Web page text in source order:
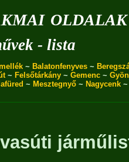
oldalak
- lista
~ Balatonfenyves ~
~ Felsőtárkány ~ Gemenc ~
~ Mesztegnyő~ Nagycenk